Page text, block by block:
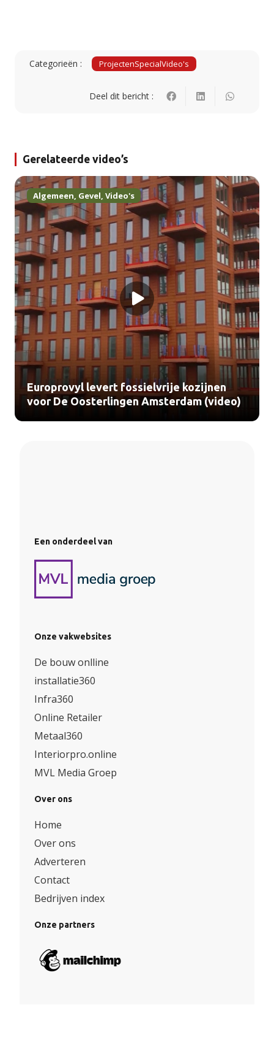
Categorieën : ProjectenSpecialVideo's
Deel dit bericht :
Gerelateerde video’s
Algemeen, Gevel, Video's
Europrovyl levert fossielvrije kozijnen
voor De Oosterlingen Amsterdam (video)
Een onderdeel van
Onze vakwebsites
De bouw onlline
installatie360
Infra360
Online Retailer
Metaal360
Interiorpro.online
MVL Media Groep
Over ons
Home
Over ons
Adverteren
Contact
Bedrijven index
Onze partners